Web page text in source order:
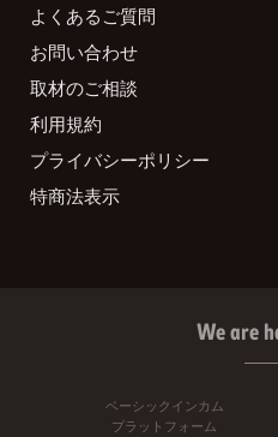
よくあるご質問
お問い合わせ
取材のご相談
利用規約
プライバシーポリシー
特商法表示
We are
ベーシックインカム
プラットフォーム